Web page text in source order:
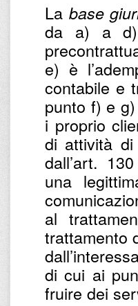
La base
da a) a d)
e) è
contabile e
punto f) e
i proprio
di attività
dall’art.
una
al
trattamento
di cui ai
fruire dei